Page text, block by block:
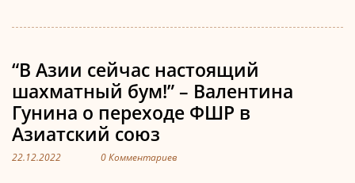
“В Азии сейчас настоящий
шахматный бум!” – Валентина
Гунина о переходе ФШР в
Азиатский союз
22.12.2022 0 Комментариев